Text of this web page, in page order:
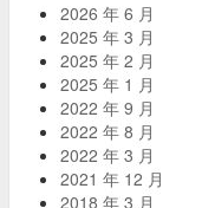
2026 年 6 月
2025 年 3 月
2025 年 2 月
2025 年 1 月
2022 年 9 月
2022 年 8 月
2022 年 3 月
2021 年 12 月
2018 年 3 月